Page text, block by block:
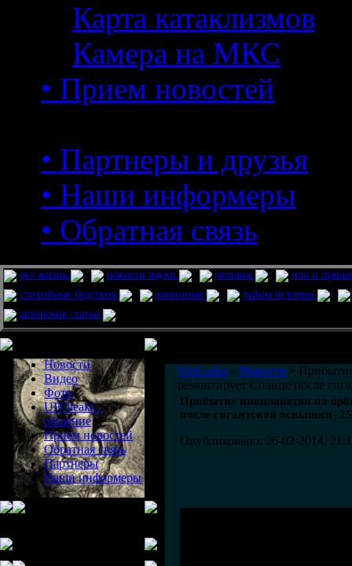
Карта катаклизмов
Камера на МКС
• Прием новостей
• Партнеры и друзья
• Наши информеры
• Обратная связь
pro жизнь новости науки человек
нло и
стихийные бедствия
животные
тайны истории
авторские статьи
Новости
Видео
Фото
UFOleaks -
общение
Прием новостей
Обратная связь
Партнеры
Наши информеры
UfoLeaks » Новости »
ремонтирует Солнце после
Прибытие инопланетян на
после гигантской вспышки-
Опубликовано: 26-02-2014,